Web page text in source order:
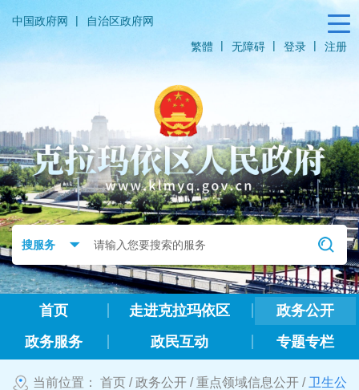
中国政府网 |
自治区政府网
繁體
| 无障碍 | 登录 | 注册
首页 走进克拉玛依区
政务公开
政务服务
政民互动 专题专栏
当前位置： 首页 /政务公开 /重点领域信息公开 / 卫生公